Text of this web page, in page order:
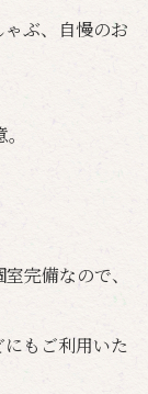
ぶ、自慢のお
完備なので、
もご利用いた